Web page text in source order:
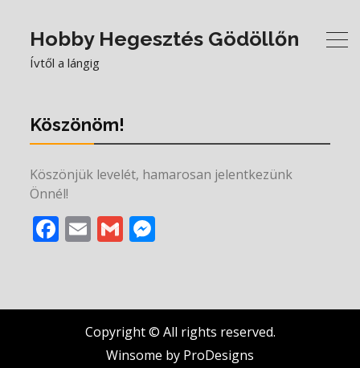
Hobby Hegesztés Gödöllőn
Ívtől a lángig
Köszönöm!
Köszönjük levelét, hamarosan jelentkezünk
Önnél!
Facebook
Email
Gmail
Copyright © All rights reserved.
Winsome by ProDesigns